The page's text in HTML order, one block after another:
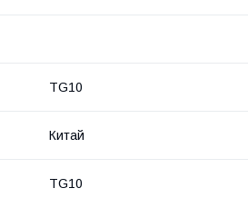
TG10
Китай
TG10